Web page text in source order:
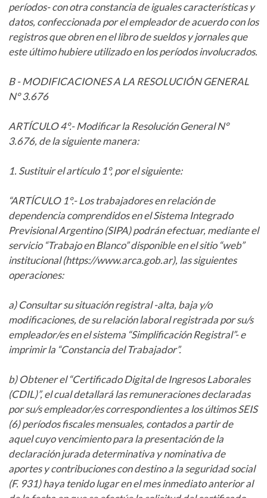
períodos- con otra constancia de iguales características y
datos, confeccionada por el empleador de acuerdo con los
registros que obren en el libro de sueldos y jornales que
este último hubiere utilizado en los períodos involucrados.
B - MODIFICACIONES A LA RESOLUCIÓN GENERAL
N° 3.676
ARTÍCULO 4°.- Modificar la Resolución General N°
3.676, de la siguiente manera:
1. Sustituir el artículo 1°, por el siguiente:
“ARTÍCULO 1°.- Los trabajadores en relación de
dependencia comprendidos en el Sistema Integrado
Previsional Argentino (SIPA) podrán efectuar, mediante el
servicio “Trabajo en Blanco” disponible en el sitio “web”
institucional (https://www.arca.gob.ar), las siguientes
operaciones:
a) Consultar su situación registral -alta, baja y/o
modificaciones, de su relación laboral registrada por su/s
empleador/es en el sistema “Simplificación Registral”- e
imprimir la “Constancia del Trabajador”.
b) Obtener el “Certificado Digital de Ingresos Laborales
(CDIL)”, el cual detallará las remuneraciones declaradas
por su/s empleador/es correspondientes a los últimos SEIS
(6) períodos fiscales mensuales, contados a partir de
aquel cuyo vencimiento para la presentación de la
declaración jurada determinativa y nominativa de
aportes y contribuciones con destino a la seguridad social
(F. 931) haya tenido lugar en el mes inmediato anterior al